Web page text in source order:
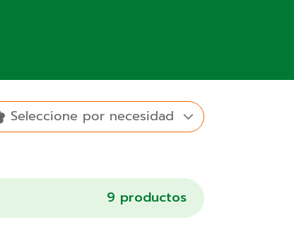
Seleccione por necesidad
de ropa en
Productos
para el hogar
Blissful
breeze
Otros
aromas
9 productos